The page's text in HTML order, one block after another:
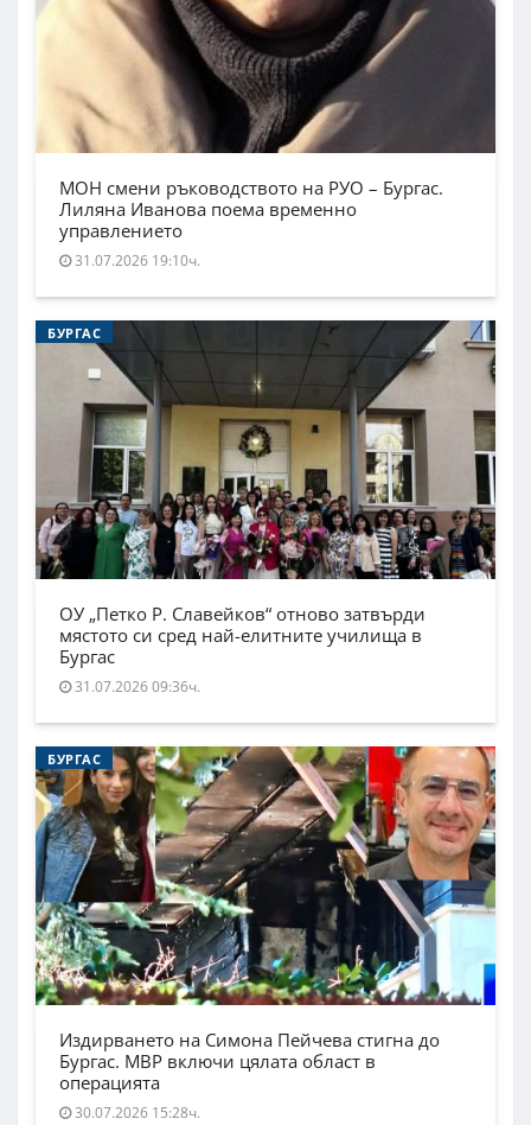
МОН смени ръководството на РУО – Бургас.
Лиляна Иванова поема временно
управлението
31.07.2026 19:10ч.
БУРГАС
ОУ „Петко Р. Славейков“ отново затвърди
мястото си сред най-елитните училища в
Бургас
31.07.2026 09:36ч.
БУРГАС
Издирването на Симона Пейчева стигна до
Бургас. МВР включи цялата област в
операцията
30.07.2026 15:28ч.